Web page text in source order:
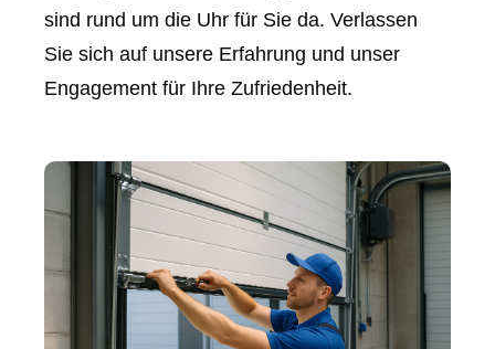
sind rund um die Uhr für Sie da. Verlassen
Sie sich auf unsere Erfahrung und unser
Engagement für Ihre Zufriedenheit.